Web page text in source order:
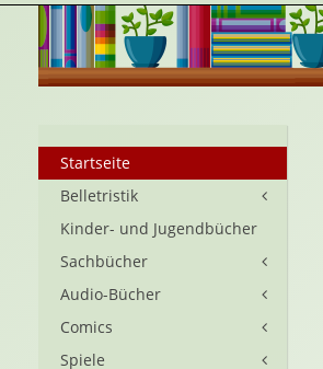
Startseite
Belletristik
Kinder- und Jugendbücher
Sachbücher
Audio-Bücher
Comics
Spiele